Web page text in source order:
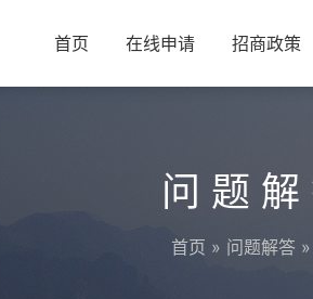
首页 在线申请 招商政策
问题解
首页 » 问题解答